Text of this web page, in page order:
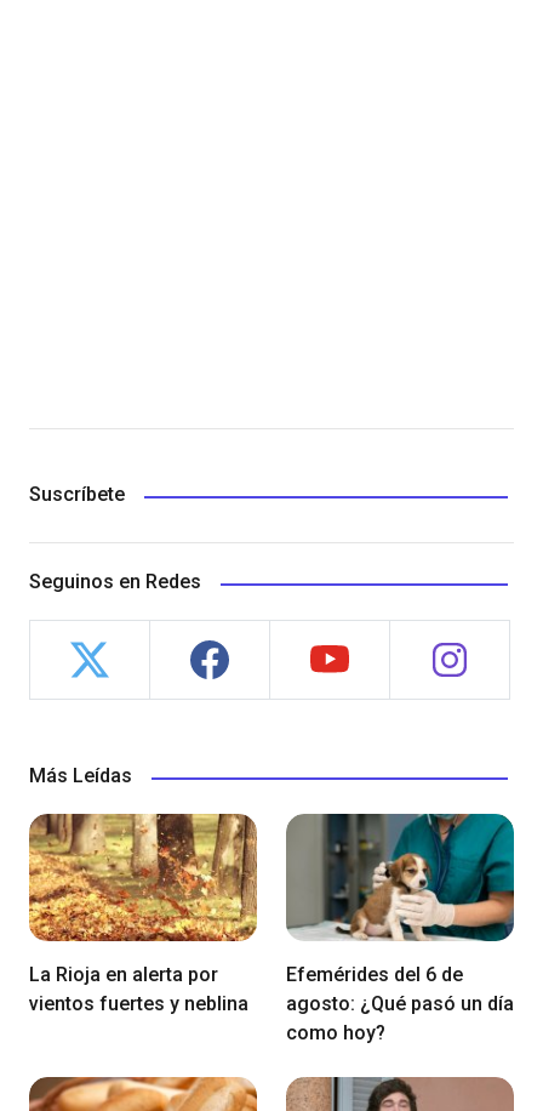
Suscríbete
Seguinos en Redes
Más Leídas
La Rioja en alerta por
vientos fuertes y neblina
Efemérides del 6 de
agosto: ¿Qué pasó un día
como hoy?